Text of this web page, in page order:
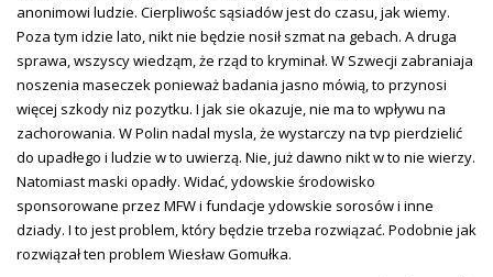
anonimowi ludzie. Cierpliwośc sąsiadów jest do czasu, jak wiemy.
Poza tym idzie lato, nikt nie będzie nosił szmat na gebach. A druga
sprawa, wszyscy wiedząm, że rząd to kryminał. W Szwecji zabraniaja
noszenia maseczek ponieważ badania jasno mówią, to przynosi
więcej szkody niz pozytku. I jak sie okazuje, nie ma to wpływu na
zachorowania. W Polin nadal mysla, że wystarczy na tvp pierdzielić
do upadłego i ludzie w to uwierzą. Nie, już dawno nikt w to nie wierzy.
Natomiast maski opadły. Widać, ydowskie środowisko
sponsorowane przez MFW i fundacje ydowskie sorosów i inne
dziady. I to jest problem, który będzie trzeba rozwiązać. Podobnie jak
rozwiązał ten problem Wiesław Gomułka.